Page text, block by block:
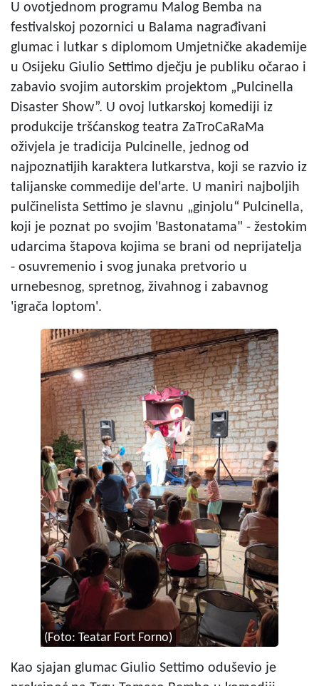
U ovotjednom programu Malog Bemba na
festivalskoj pozornici u Balama nagrađivani
glumac i lutkar s diplomom Umjetničke akademije
u Osijeku Giulio Settimo dječju je publiku očarao i
zabavio svojim autorskim projektom „Pulcinella
Disaster Show”. U ovoj lutkarskoj komediji iz
produkcije tršćanskog teatra ZaTroCaRaMa
oživjela je tradicija Pulcinelle, jednog od
najpoznatijih karaktera lutkarstva, koji se razvio iz
talijanske commedije del'arte. U maniri najboljih
pulčinelista Settimo je slavnu „ginjolu“ Pulcinella,
koji je poznat po svojim 'Bastonatama" - žestokim
udarcima štapova kojima se brani od neprijatelja
- osuvremenio i svog junaka pretvorio u
urnebesnog, spretnog, živahnog i zabavnog
'igrača loptom'.
(Foto: Teatar Fort Forno)
Kao sjajan glumac Giulio Settimo oduševio je